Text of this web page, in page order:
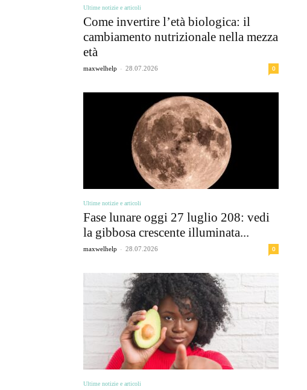
Ultime notizie e articoli
Come invertire l’età biologica: il
cambiamento nutrizionale nella mezza
età
maxwelhelp - 28.07.2026 0
Ultime notizie e articoli
Fase lunare oggi 27 luglio 208: vedi
la gibbosa crescente illuminata...
maxwelhelp - 28.07.2026 0
Ultime notizie e articoli